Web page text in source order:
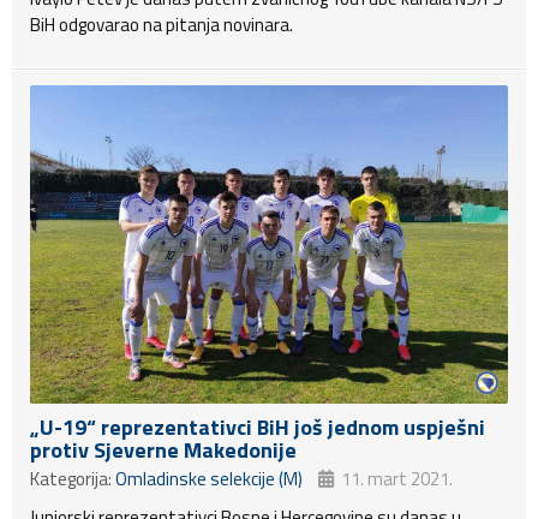
BiH odgovarao na pitanja novinara.
„U-19“ reprezentativci BiH još jednom uspješni
protiv Sjeverne Makedonije
Kategorija:Omladinske selekcije (M)
11. mart 2021.